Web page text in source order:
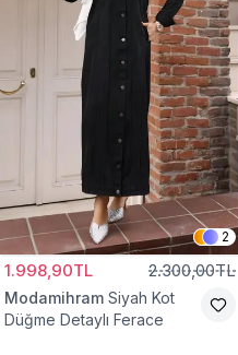
2
1.998,90TL 2.300,00TL
Modamihram Siyah Kot
Düğme Detaylı Ferace